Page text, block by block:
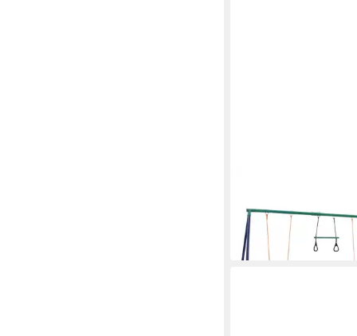
und 4 Sitzen Stahl
ab 156,99 €
in 5-6 Werktagen bei dir